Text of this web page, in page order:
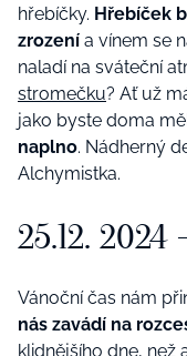
hřebíčky. Hřebíček
zrození a vínem se
naladí na sváteční
stromečku? Ať už
jako byste doma
naplno. Nádherný
Alchymistka.
25.12. 2024
Vánoční čas nám
nás zavádí na
klidnějšího dne, než